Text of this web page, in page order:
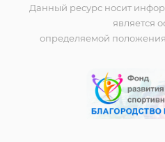
Данный ресурс носит
является
определяемой